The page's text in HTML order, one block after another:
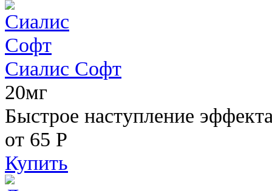
Сиалис Софт
20мг
Быстрое наступление
от 65 Р
Купить